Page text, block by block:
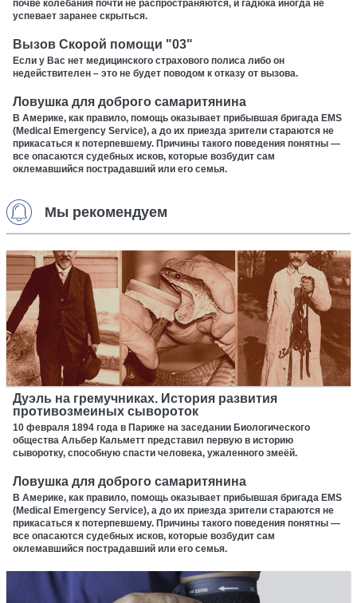
почве колебания почти не распространяются, и гадюка иногда не
успевает заранее скрыться.
Вызов Скорой помощи "03"
Если у Вас нет медицинского страхового полиса либо он
недействителен – это не будет поводом к отказу от вызова.
Ловушка для доброго самаритянина
В Америке, как правило, помощь оказывает прибывшая бригада EMS
(Medical Emergency Service), а до их приезда зрители стараются не
прикасаться к потерпевшему. Причины такого поведения понятны —
все опасаются судебных исков, которые возбудит сам
оклемавшийся пострадавший или его семья.
Мы рекомендуем
Дуэль на гремучниках. История развития
противозмеиных сывороток
10 февраля 1894 года в Париже на заседании Биологического
общества Альбер Кальметт представил первую в историю
сыворотку, способную спасти человека, ужаленного змеёй.
Ловушка для доброго самаритянина
В Америке, как правило, помощь оказывает прибывшая бригада EMS
(Medical Emergency Service), а до их приезда зрители стараются не
прикасаться к потерпевшему. Причины такого поведения понятны —
все опасаются судебных исков, которые возбудит сам
оклемавшийся пострадавший или его семья.